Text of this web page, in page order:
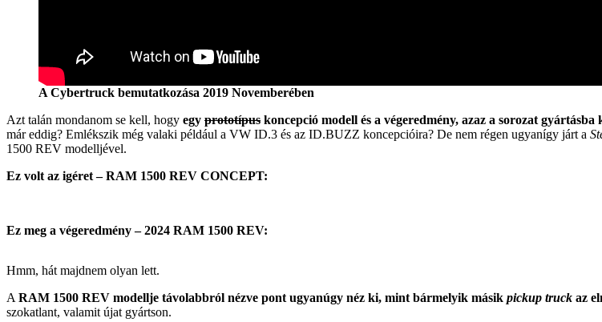
A Cybertruck bemutatkozása 2019 Novemberében
Azt talán mondanom se kell, hogy egy prototípus koncepció modell és a végeredmény, azaz a sorozat
már eddig? Emlékszik még valaki például a VW ID.3 és az ID.BUZZ koncepcióira? De nem régen ugyanígy járt a
1500 REV modelljével.
Ez volt az igéret – RAM 1500 REV CONCEPT:
Ez meg a végeredmény – 2024 RAM 1500 REV:
Hmm, hát majdnem olyan lett.
A RAM 1500 REV modellje távolabbról nézve pont ugyanúgy néz ki, mint bármelyik másik pickup truck az
szokatlant, valamit újat gyártson.